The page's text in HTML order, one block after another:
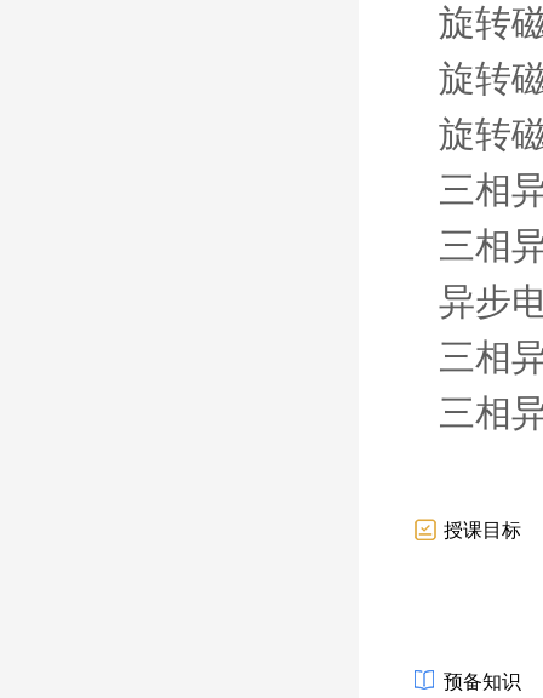
旋转
旋转
旋转
三相
三相
异步
三相
三相
授课目标
预备知识